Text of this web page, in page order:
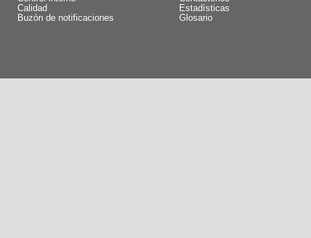
Calidad
Buzón de notificaciones
Estadísticas
Glosario